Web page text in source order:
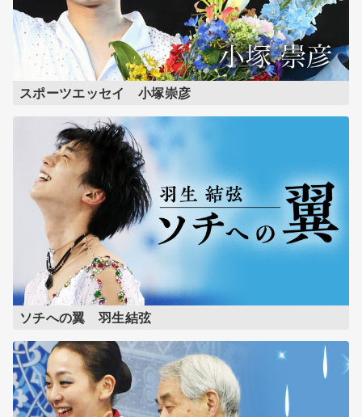
スポーツエッセイ 小塚崇彦
ソチへの翼 羽生結弦